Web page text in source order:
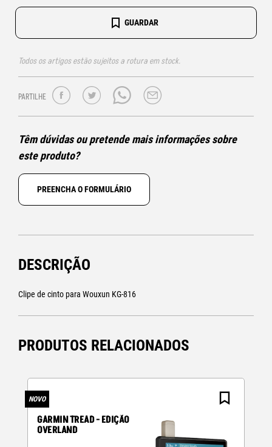
GUARDAR
Todos os artigos estão sujeitos a rotura em stock.
PARTILHE
Têm dúvidas ou pretende mais informações sobre
este produto?
PREENCHA O FORMULÁRIO
DESCRIÇÃO
Clipe de cinto para Wouxun KG-816
PRODUTOS RELACIONADOS
NOVO
GARMIN TREAD - EDIÇÃO
OVERLAND